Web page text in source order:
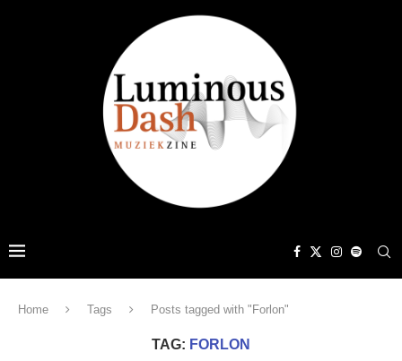
Home Tags Posts tagged with "Forlon"
TAG: FORLON